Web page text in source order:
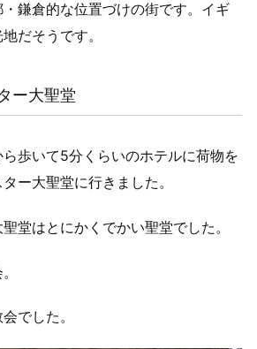
鎌倉的な位置づけの街です。イギ
だそうです。
ー大聖堂
歩いて5分くらいのホテルに荷物を
ー大聖堂に行きました。
堂はとにかくでかい聖堂でした。
でした。